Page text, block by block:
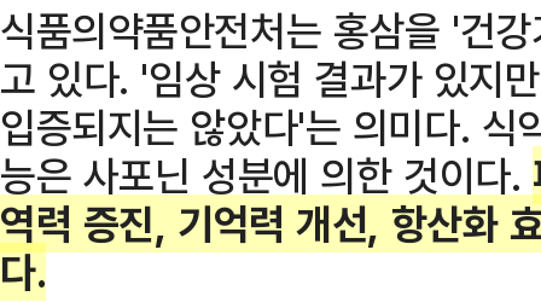
식품의약품안전처는 홍삼을 '건
고 있다. '임상 시험 결과가 있지
입증되지는 않았다'는 의미다. 식
능은 사포닌 성분에 의한 것이다.
역력 증진, 기억력 개선, 항산화
다.